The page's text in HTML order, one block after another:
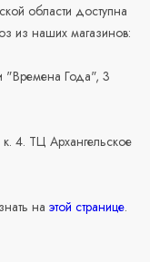
области доступна
из наших магазинов:
"Времена Года", 3
4. ТЦ Архангельское
на этой странице.